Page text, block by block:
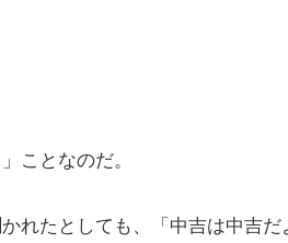
ことなのだ。
れたとしても、「中吉は中吉だ